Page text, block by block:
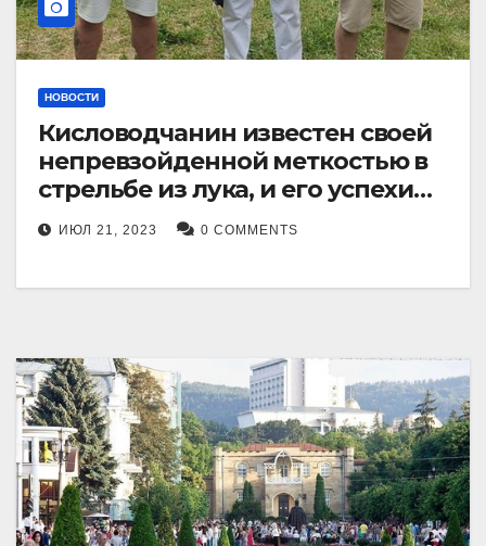
НОВОСТИ
Кисловодчанин известен своей
непревзойденной меткостью в
стрельбе из лука, и его успехи
прославили его в
Ставропольском крае.
ИЮЛ 21, 2023 0 COMMENTS